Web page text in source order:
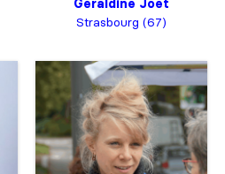
Géraldine Joet
Strasbourg (67)